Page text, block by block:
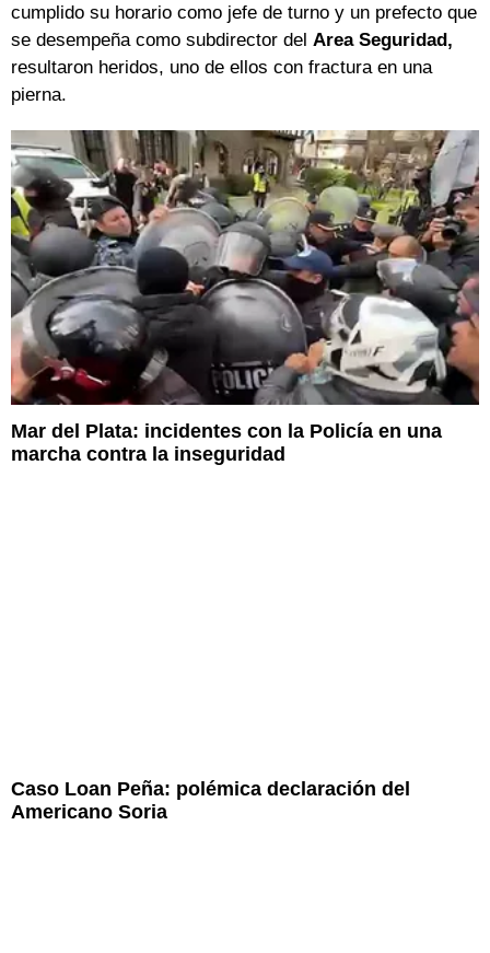
cumplido su horario como jefe de turno y un prefecto que
se desempeña como subdirector del Area Seguridad,
resultaron heridos, uno de ellos con fractura en una
pierna.
Mar del Plata: incidentes con la Policía en una
marcha contra la inseguridad
Caso Loan Peña: polémica declaración del
Americano Soria